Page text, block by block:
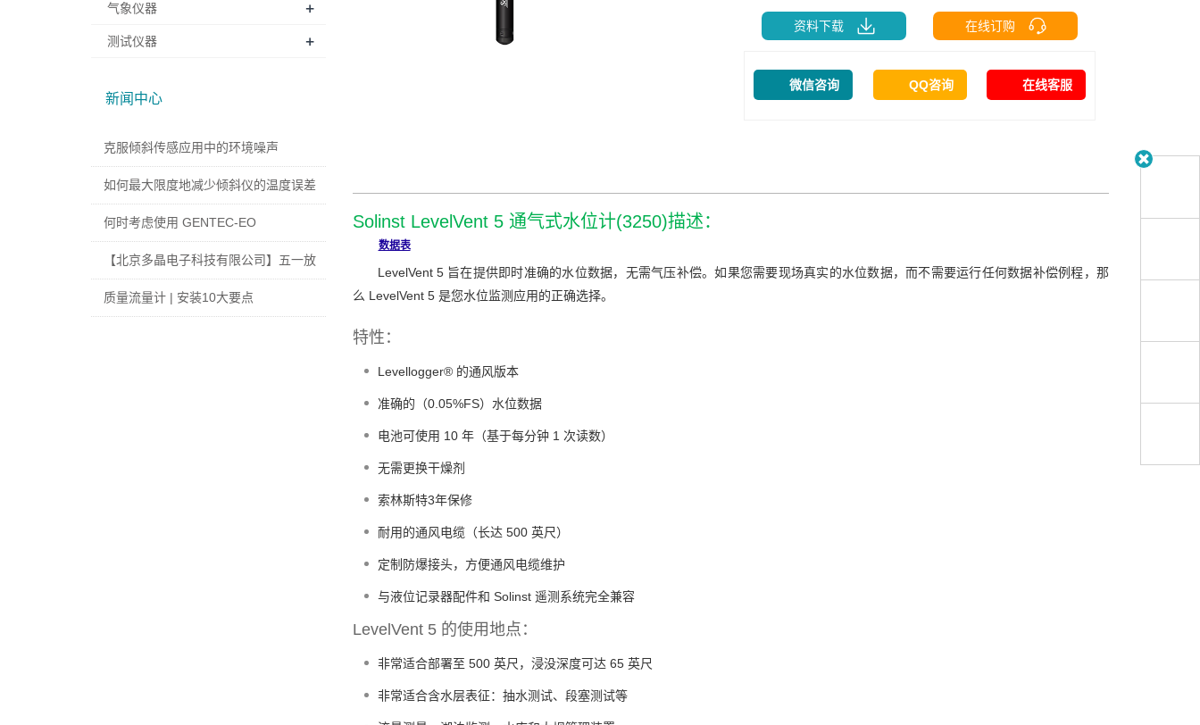
资料下载 在线订购
微信咨询 QQ咨询 在线客服
Solinst LevelVent 5 通气式水位计(3250)描述：
数据表
LevelVent 5 旨在提供即时准确的水位数据，无需气压补偿。如果您需要现场真实的水位数据，而不需要运行任何数据补偿例程，那
么 LevelVent 5 是您水位监测应用的正确选择。
特性：
Levellogger® 的通风版本
准确的（0.05%FS）水位数据
电池可使用 10 年（基于每分钟 1 次读数）
无需更换干燥剂
索林斯特3年保修
耐用的通风电缆（长达 500 英尺）
定制防爆接头，方便通风电缆维护
与液位记录器配件和 Solinst 遥测系统完全兼容
LevelVent 5 的使用地点：
非常适合部署至 500 英尺，浸没深度可达 65 英尺
非常适合含水层表征：抽水测试、段塞测试等
气象仪器 +
测试仪器 +
新闻中心
克服倾斜传感应用中的环境噪声
如何最大限度地减少倾斜仪的温度误差
何时考虑使用 GENTEC-EO
【北京多晶电子科技有限公司】五一放
质量流量计 | 安装10大要点